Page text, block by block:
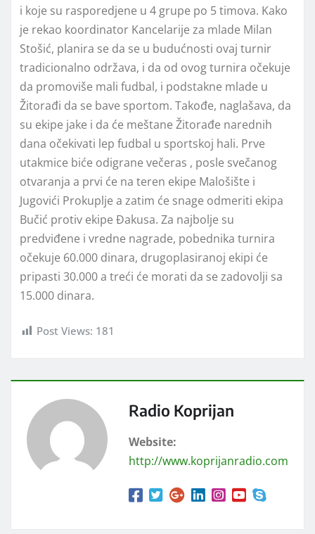
i koje su rasporedjene u 4 grupe po 5 timova. Kako
je rekao koordinator Kancelarije za mlade Milan
Stošić, planira se da se u budućnosti ovaj turnir
tradicionalno održava, i da od ovog turnira očekuje
da promoviše mali fudbal, i podstakne mlade u
Žitorađi da se bave sportom. Takođe, naglašava, da
su ekipe jake i da će meštane Žitorađe narednih
dana očekivati lep fudbal u sportskoj hali. Prve
utakmice biće odigrane večeras , posle svečanog
otvaranja a prvi će na teren ekipe Malošište i
Jugovići Prokuplje a zatim će snage odmeriti ekipa
Bučić protiv ekipe Đakusa. Za najbolje su
predviđene i vredne nagrade, pobednika turnira
očekuje 60.000 dinara, drugoplasiranoj ekipi će
pripasti 30.000 a treći će morati da se zadovolji sa
15.000 dinara.
Post Views: 181
Radio Koprijan
Website:
http://www.koprijanradio.com